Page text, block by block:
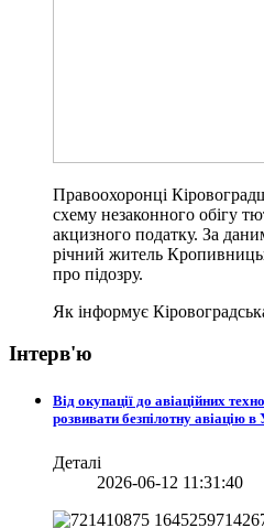
Правоохоронці
схему незаконного обігу
акцизного податку. За
річний житель
про підозру.
Як інформує
Інтерв'ю
Від окупації до авіаційних
розвивати безпілотну авіацію
Деталі
2026-06-12 11:31:40